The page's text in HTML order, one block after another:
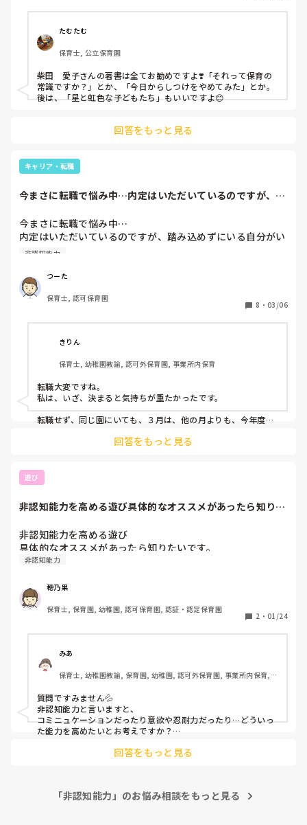
私は、非認知能力関係の教育にとても興味があります。地頭
を良くするのって子どもが社会で生きていく上で本当に大切
ですよね！
たむたむ
保育士, 公立保育園
柴田　愛子さんの著書は全てお勧めですよ❣️「それって保育の
常識ですか？」とか、「今日からしつけをやめてみた」とか。
後は、「星と虹色な子どもたち」もいいですよ😊
回答をもっと見る
キャリア・転職
今まさに転職で悩み中…内定はいただいているのですが、踏
今まさに転職で悩み中…
内定はいただいているのですが、踏み込めずにいる自分がい
ます。
関わり、見送りたい。
しかしながら、4月から新しい職場で働くとなると、それな
りに何度か顔合わせや打ち合わせなどで現職を休む必要が出
場への準備に頭を回すことにもなるので、バタバタしながら
次に行くのは目に見えている。
に行き…それってどうなの？という気持ちです。
そして、自分自身は最後まで居たいけど、有休を使わなくて
もいいから…ただ、31日までいて1日から新しい職場…それ
は働く身として考えると、少し休む時間もほしいと感じる。
はさんでいたらと思う。
もたちとはふんぎりをつけてとは当たり前に思うけど、そん
な子どもたちがどうでもいいと思うような保育はしてきてい
年目で職員が次々に辞めていき、一体どのような保育方針な
んだろうという疑問がある中で、働いていくのも難しいと感
じているのは事実。
周りの職員。
他の職員が保育に入ると、大丈夫かな？と気になる。
実際、上司に、"これからの保育はこういう考えがいいと思
イプではないから」というようなことを言われたことがあり
ました。
え？ちょっとまって？
上の人間たちがまず保育方針をこうしようね、って固めるべ
きじゃないの？と思いました。
自分1人が伝えようとしたって、難しいと思う。
だけど、伝わったらいいなと思い、この3月までやってき
合わせているような気もする。
非認知能力
つーた
保育士, 認可保育園
8 ・ 03/06
きりん
保育士, 幼稚園教諭, 認可外保育園, 事業所内保育
転職大変ですね。
私は、いざ、決まると気持ちが重たかったです。
転職せず、同じ園にいても、３月は、他の月よりも、今年度の
送ってからでもいいと思います。
働いているときは、気づきませんでしたが、年度途中から働く
少し、期間をあけると、雇用保険で、失業手当をもらえると思
いますし、ひと息いれるのも、1つの方法だと思います！
回答をもっと見る
遊び
非認知能力を高める遊び具体的なオススメがあったら知りた
非認知能力を高める遊び
具体的なオススメがあったら知りたいです。
非認知能力
穂乃果
保育士, 保育園, 幼稚園, 認可保育園, 認証・認定保育園
2 ・ 01/24
みあ
保育士, 幼稚園教諭, 保育園, 幼稚園, 認可外保育園, 事業所内保育,
質問ですみません💦
非認知能力と言いますと、
コミニュケーションだったり意欲や忍耐力だったり…どういっ
た能力を高めたいとお考えですか？
回答をもっと見る
「非認知能力」のお悩み相談をもっと見る